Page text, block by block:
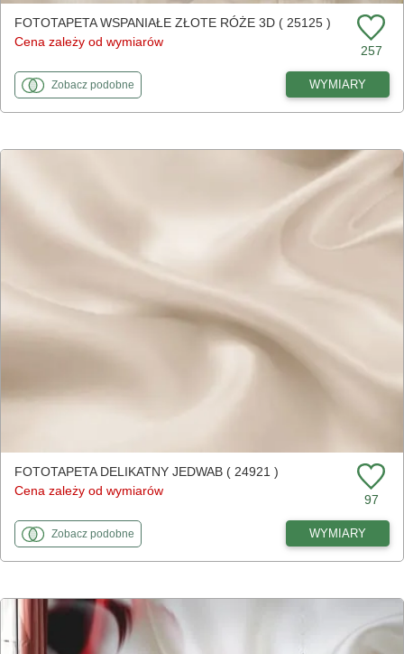
FOTOTAPETA WSPANIAŁE ZŁOTE RÓŻE 3D ( 25125 )
Cena zależy od wymiarów
257
Zobaczfototapety
podobnedo Wspaniałe złote róże 3D WYMIARY
FOTOTAPETA DELIKATNY JEDWAB ( 24921 )
Cena zależy od wymiarów
97
Zobaczfototapety
podobnedo Delikatny jedwab WYMIARY